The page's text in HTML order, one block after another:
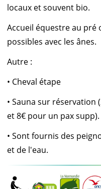
locaux et souvent bio.
Accueil équestre au pré
possibles avec les ânes.
Autre :
• Cheval étape
• Sauna sur réservation
et 8€ pour un pax supp).
• Sont fournis des
et de l'eau.